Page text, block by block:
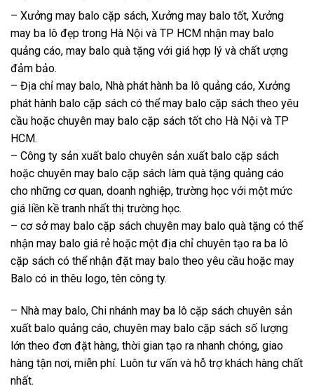
– Xưởng may balo cặp sách, Xưởng may balo tốt, Xưởng
may ba lô đẹp trong Hà Nội và TP HCM nhận may balo
quảng cáo, may balo quà tặng với giá hợp lý và chất ượng
đảm bảo.
– Địa chỉ may balo, Nhà phát hành ba lô quảng cáo, Xưởng
phát hành balo cặp sách có thể may balo cặp sách theo yêu
cầu hoặc chuyên may balo cặp sách tốt cho Hà Nội và TP
HCM.
– Công ty sản xuất balo chuyên sản xuất balo cặp sách
hoặc chuyên may balo cặp sách làm quà tặng quảng cáo
cho những cơ quan, doanh nghiệp, trường học với một mức
giá liền kề tranh nhất thị trường học.
– cơ sở may balo cặp sách chuyên may balo quà tặng có thể
nhận may balo giá rẻ hoặc một địa chỉ chuyên tạo ra ba lô
cặp sách có thể nhận đặt may balo theo yêu cầu hoặc may
Balo có in thêu logo, tên công ty.
– Nhà may balo, Chi nhánh may ba lô cặp sách chuyên sản
xuất balo quảng cáo, chuyên may balo cặp sách số lượng
lớn theo đơn đặt hàng, thời gian tạo ra nhanh chóng, giao
hàng tận nơi, miễn phí. Luôn tư vấn và hỗ trợ khách hàng chất
nhất.